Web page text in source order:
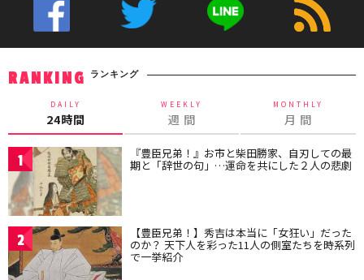
RANKING ランキング
DAILY
24時間
WEEKLY
週 間
MONTHLY
月 間
1 『豊臣兄弟！』お市と柴田勝家、自刃しての最
期と「辞世の句」…運命を共にした２人の悲劇
2 【豊臣兄弟！】秀吉は本当に「女狂い」だった
のか？ 天下人を彩った11人の側室たちを時系列
で一挙紹介